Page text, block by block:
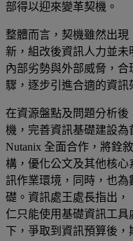
部得以迎來變革契機。
整體而言，契機雖然出
新，組改後資訊人力並
內部劣勢與外部威脅，
驟，逐步引進合適的資訊
在資源盤點及問題分析
機，完善資訊基礎建設
Nutanix 全面合作，將銓
構，優化公文及其他核
訊作業環境，同時，也
礎。資訊處王處長指出，
仁只能使用基礎資訊工
下，爭取到資訊預算後，